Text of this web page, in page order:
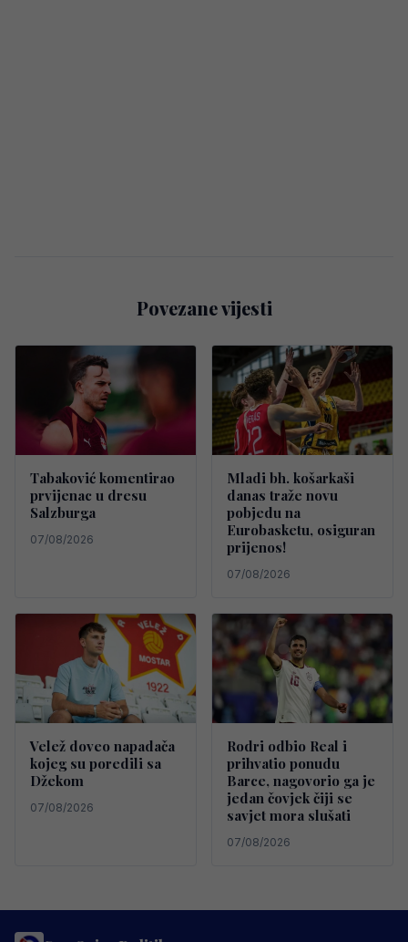
Povezane vijesti
Tabaković komentirao
prvijenac u dresu
Salzburga
07/08/2026
Mladi bh. košarkaši
danas traže novu
pobjedu na
Eurobasketu, osiguran
prijenos!
07/08/2026
Velež doveo napadača
kojeg su poredili sa
Džekom
07/08/2026
Rodri odbio Real i
prihvatio ponudu
Barce, nagovorio ga je
jedan čovjek čiji se
savjet mora slušati
07/08/2026